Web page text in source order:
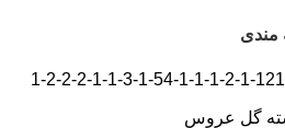
مندی
1212-1-2-1-1-1-54-1-3-
گل عروس